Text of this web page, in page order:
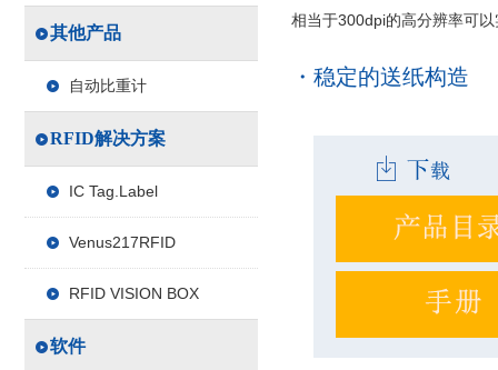
相当于300dpi的高分辨率可
稳定的送纸构造
其他产品
自动比重计
RFID解决方案
IC Tag.Label
Venus217RFID
RFID VISION BOX
软件